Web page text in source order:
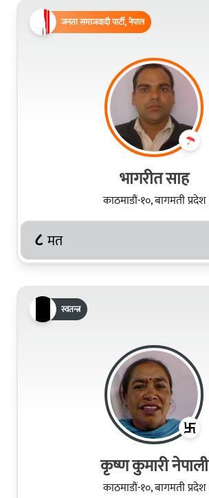
जनता समाजवादी पार्टी, नेपाल
भागरीत साह
काठमाडौं-१०, बागमती प्रदेश
८ मत
स्वतन्त्र
कृष्ण कुमारी नेपाली
काठमाडौं-१०, बागमती प्रदेश